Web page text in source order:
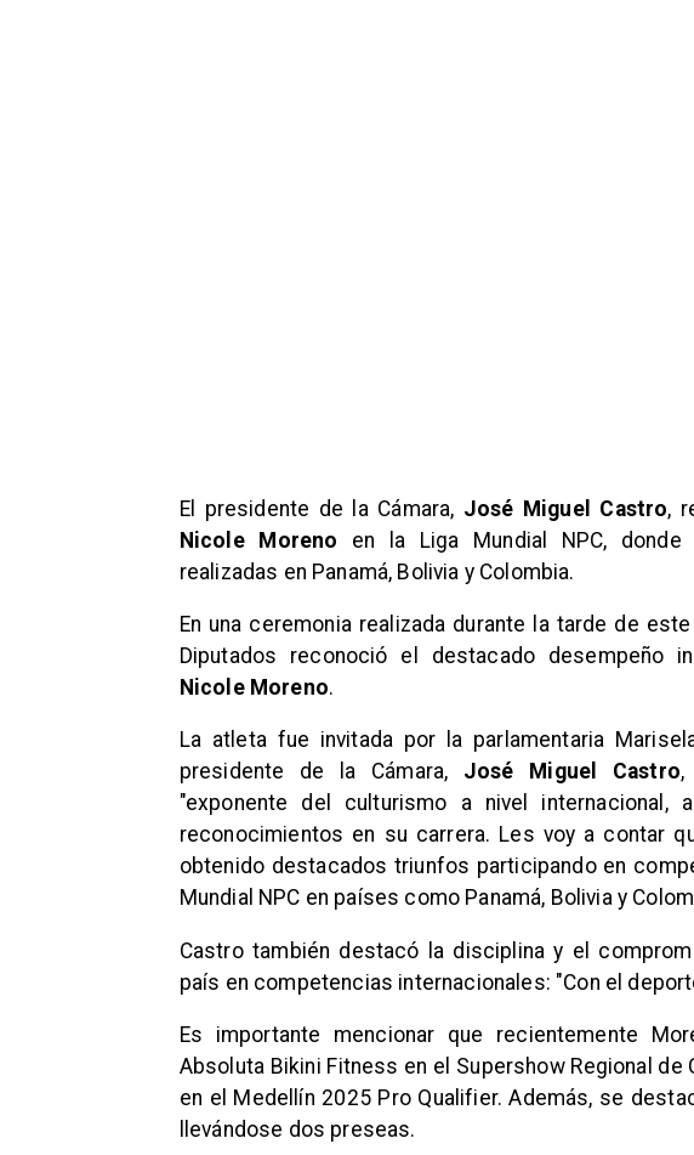
El presidente de la Cámara, José Miguel Castro,
Nicole Moreno en la Liga Mundial NPC,
realizadas en Panamá, Bolivia y Colombia.
En una ceremonia realizada durante la tarde de
Diputados reconoció el destacado desempeño
Nicole Moreno.
La atleta fue invitada por la parlamentaria
presidente de la Cámara, José Miguel Castro,
"exponente del culturismo a nivel internacional,
reconocimientos en su carrera. Les voy a contar
obtenido destacados triunfos participando en
Mundial NPC en países como Panamá, Bolivia y
Castro también destacó la disciplina y el
país en competencias internacionales: "Con el
Es importante mencionar que recientemente
Absoluta Bikini Fitness en el Supershow Regional
en el Medellín 2025 Pro Qualifier. Además, se
llevándose dos preseas.